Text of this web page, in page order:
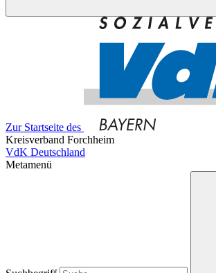
Zur Startseite des
Kreisverband Forchheim
VdK Deutschland
Metamenü